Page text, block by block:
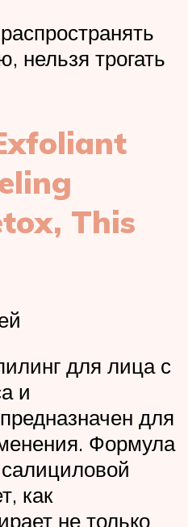
нельзя трогать
This
для лица с
и
для
Формула
как
не только